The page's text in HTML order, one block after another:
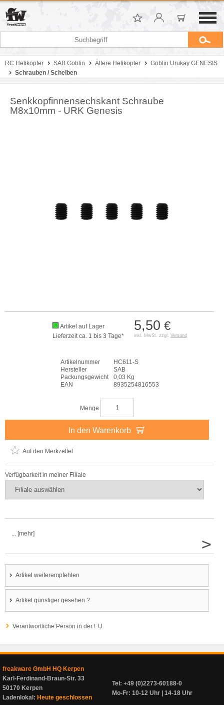
RC Helikopter SAB Goblin Ältere Helikopter
Goblin Urukay GENESIS
Schrauben / Scheiben
Senkkopfinnensechskant Schraube
M8x10mm - URK Genesis
5,50 €
inkl. MwSt. zzgl. Versand
Artikel auf Lager
Lieferzeit ca. 1 bis 3 Tage*
Artikelnummer
HC611-S
Hersteller
SAB
Packungsgewicht
0,03 Kg
EAN
8935254816553
Menge
In den Warenkorb
Auf den Merkzettel
Verfügbarkeit in meiner Filiale
... [mehr]
>
Artikel weiterempfehlen
Artikel günstiger gesehen ?
Verantwortliche Person in der EU
freakware GmbH HQ Kerpen
Karl-Ferdinand-Braun-Str. 33
50170 Kerpen
Ladenlokal: Heute geschlossen
Tel: +49 (0)2273-60188-0
Mo-Fr: 10-12 Uhr | 14-18 Uhr